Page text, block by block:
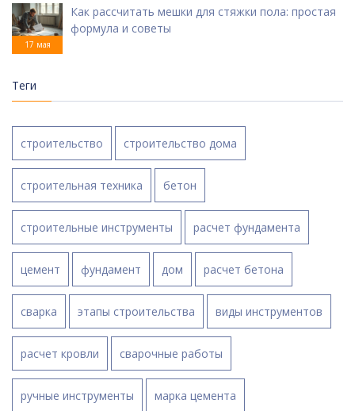
17 мая
Как рассчитать мешки для стяжки пола: простая
формула и советы
Теги
строительство строительство дома
строительная техника бетон
строительные инструменты расчет фундамента
цемент фундамент дом расчет бетона
сварка этапы строительства виды инструментов
расчет кровли сварочные работы
ручные инструменты марка цемента